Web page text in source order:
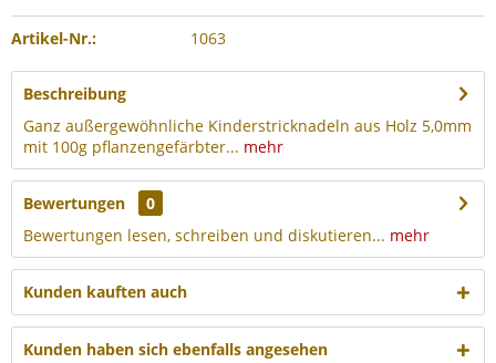
Artikel-Nr.: 1063
Beschreibung
Ganz außergewöhnliche Kinderstricknadeln aus Holz 5,0mm
mit 100g pflanzengefärbter... mehr
Bewertungen
0
Bewertungen lesen, schreiben und diskutieren... mehr
Kunden kauften auch
Kunden haben sich ebenfalls angesehen